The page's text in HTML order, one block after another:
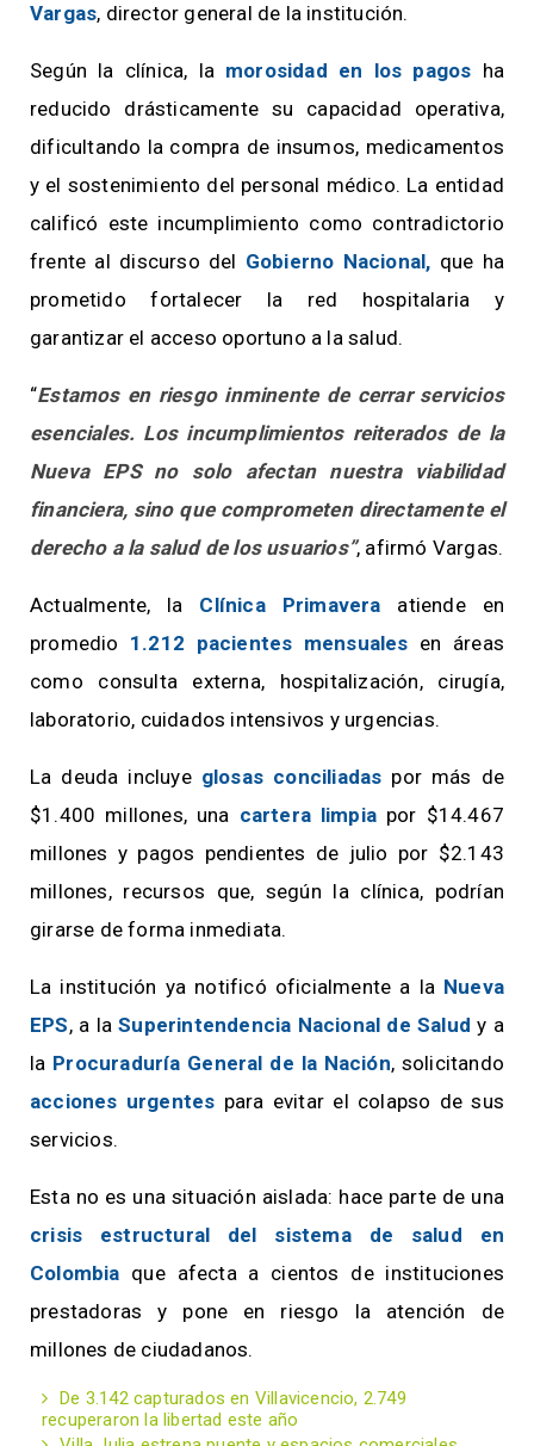
Vargas, director general de la institución.
Según la clínica, la morosidad en los pagos ha
reducido drásticamente su capacidad operativa,
dificultando la compra de insumos, medicamentos
y el sostenimiento del personal médico. La entidad
calificó este incumplimiento como contradictorio
frente al discurso del Gobierno Nacional, que ha
prometido fortalecer la red hospitalaria y
garantizar el acceso oportuno a la salud.
“Estamos en riesgo inminente de cerrar servicios
esenciales. Los incumplimientos reiterados de la
Nueva EPS no solo afectan nuestra viabilidad
financiera, sino que comprometen directamente el
derecho a la salud de los usuarios”, afirmó Vargas.
Actualmente, la Clínica Primavera atiende en
promedio 1.212 pacientes mensuales en áreas
como consulta externa, hospitalización, cirugía,
laboratorio, cuidados intensivos y urgencias.
La deuda incluye glosas conciliadas por más de
$1.400 millones, una cartera limpia por $14.467
millones y pagos pendientes de julio por $2.143
millones, recursos que, según la clínica, podrían
girarse de forma inmediata.
La institución ya notificó oficialmente a la Nueva
EPS, a laSuperintendencia Nacional de Saludy a
la Procuraduría General de la Nación, solicitando
acciones urgentes para evitar el colapso de sus
servicios.
Esta no es una situación aislada: hace parte de una
crisis estructural del sistema de salud en
Colombia que afecta a cientos de instituciones
prestadoras y pone en riesgo la atención de
millones de ciudadanos.
De 3.142 capturados en Villavicencio, 2.749
recuperaron la libertad este año